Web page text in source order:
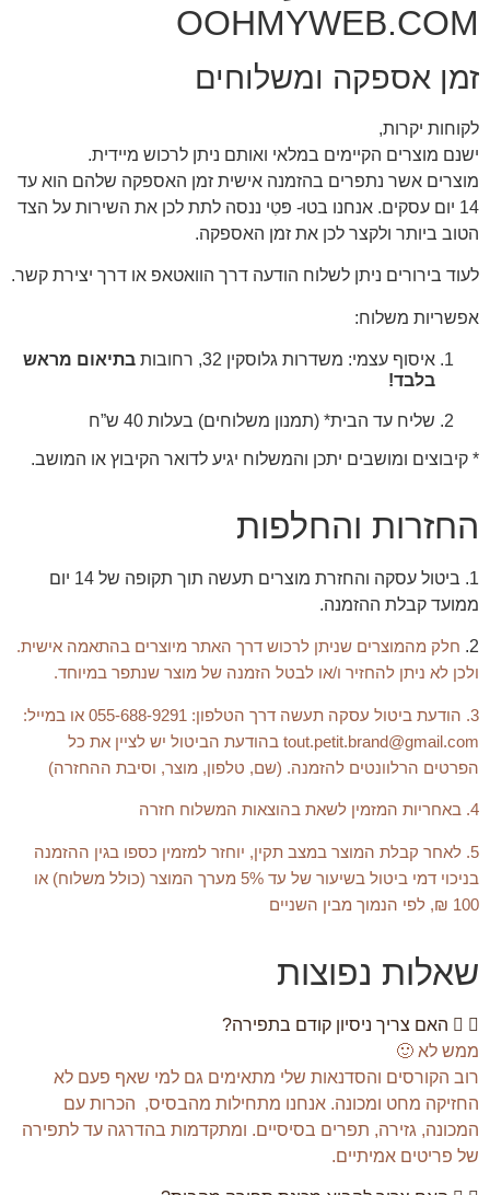
OOHMYWEB.COM
זמן אספקה ומשלוחים
לקוחות יקרות,
ישנם מוצרים הקיימים במלאי ואותם ניתן לרכוש מיידית.
מוצרים אשר נתפרים בהזמנה אישית זמן האספקה שלהם הוא עד
14 יום עסקים. אנחנו בטוּ- פּטִי ננסה לתת לכן את השירות על הצד
הטוב ביותר ולקצר לכן את זמן האספקה.
לעוד בירורים ניתן לשלוח הודעה דרך הוואטאפ או דרך יצירת קשר.
אפשריות משלוח:
איסוף עצמי: משדרות גלוסקין 32, רחובות
בתיאום מראש
בלבד!
שליח עד הבית* (תמנון משלוחים) בעלות 40 ש”ח
* קיבוצים ומושבים יתכן והמשלוח יגיע לדואר הקיבוץ או המושב.
החזרות והחלפות
1. ביטול עסקה והחזרת מוצרים תעשה תוך תקופה של 14 יום
ממועד קבלת ההזמנה.
2. חלק מהמוצרים שניתן לרכוש דרך האתר מיוצרים בהתאמה אישית.
ולכן לא ניתן להחזיר ו/או לבטל הזמנה של מוצר שנתפר במיוחד.
3. הודעת ביטול עסקה תעשה דרך הטלפון: 055-688-9291 או במייל:
tout.petit.brand@gmail.com בהודעת הביטול יש לציין את כל
הפרטים הרלוונטים להזמנה. (שם, טלפון, מוצר, וסיבת ההחזרה)
4. באחריות המזמין לשאת בהוצאות המשלוח חזרה
5. לאחר קבלת המוצר במצב תקין, יוחזר למזמין כספו בגין ההזמנה
בניכוי דמי ביטול בשיעור של עד 5% מערך המוצר (כולל משלוח) או
100 ₪, לפי הנמוך מבין השניים
שאלות נפוצות
האם צריך ניסיון קודם בתפירה?
ממש לא 🙂
רוב הקורסים והסדנאות שלי מתאימים גם למי שאף פעם לא
החזיקה מחט ומכונה. אנחנו מתחילות מהבסיס, הכרות עם
המכונה, גזירה, תפרים בסיסיים. ומתקדמות בהדרגה עד לתפירה
של פריטים אמיתיים.